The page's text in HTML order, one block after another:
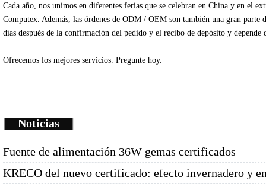
Cada año , nos unimos en diferentes ferias que se celebran en China y en el
Computex Además , las órdenes de ODM / OEM son también una gran parte
días después de la confirmación del pedido y el recibo de depósito y depende
Ofrecemos los mejores servicios. Pregunte hoy.
Noticias
Fuente de alimentación 36W gemas certificados
KRECO del nuevo certificado: efecto invernadero y